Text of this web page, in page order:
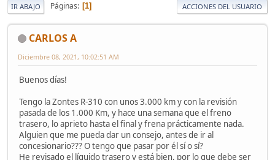
IR ABAJO Páginas 1 ACCIONES DEL USUARIO
CARLOS A
Diciembre 08, 2021, 10:02:51 AM
Buenos días!
Tengo la Zontes R-310 con unos 3.000 km y con la revisión
pasada de los 1.000 Km, y hace una semana que el freno
trasero, lo aprieto hasta el final y frena prácticamente nada.
Alguien que me pueda dar un consejo, antes de ir al
concesionario??? O tengo que pasar por él sí o sí?
He revisado el líquido trasero y está bien, por lo que debe ser